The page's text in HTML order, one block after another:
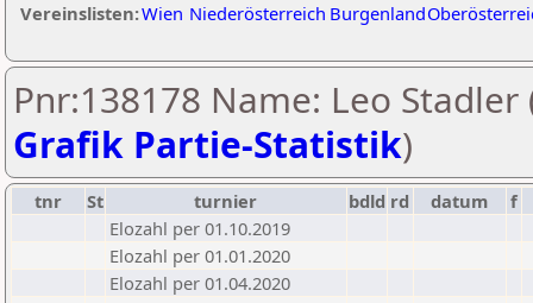
Vereinslisten:Wien Niederösterreich Burgenland
Pnr:138178 Name: Leo Stadler
Grafik Partie-Statistik)
tnr St turnier bdld rd datum
f
Elozahl per 01.10.2019
Elozahl per 01.01.2020
Elozahl per 01.04.2020